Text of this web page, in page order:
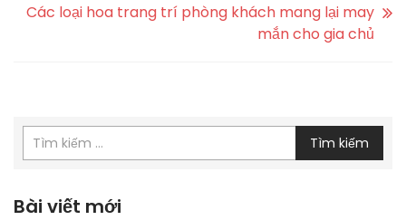
Các loại hoa trang trí phòng khách mang lại may
mắn cho gia chủ
Tìm kiếm
Bài viết mới